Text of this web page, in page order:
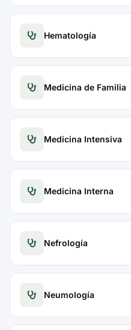
Hematología
Medicina de Familia
Medicina Intensiva
Medicina Interna
Nefrología
Neumología